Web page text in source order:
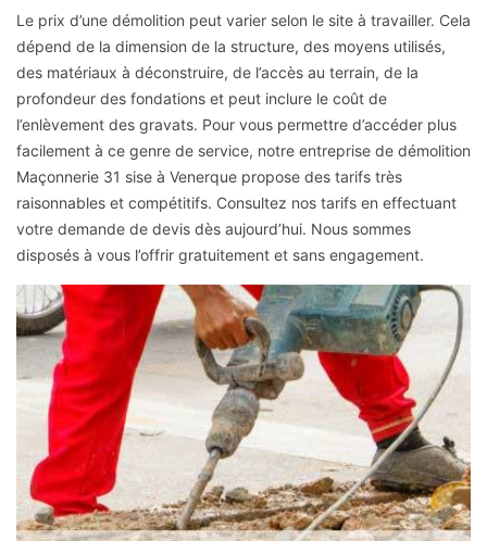
Le prix d’une démolition peut varier selon le site à travailler. Cela
dépend de la dimension de la structure, des moyens utilisés,
des matériaux à déconstruire, de l’accès au terrain, de la
profondeur des fondations et peut inclure le coût de
l’enlèvement des gravats. Pour vous permettre d’accéder plus
facilement à ce genre de service, notre entreprise de démolition
Maçonnerie 31 sise à Venerque propose des tarifs très
raisonnables et compétitifs. Consultez nos tarifs en effectuant
votre demande de devis dès aujourd’hui. Nous sommes
disposés à vous l’offrir gratuitement et sans engagement.